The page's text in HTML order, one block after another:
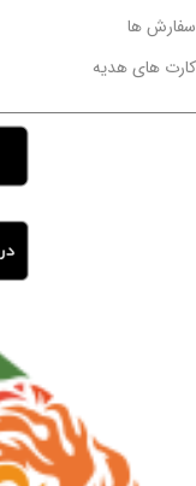
سفارش ها
کارت های هدیه